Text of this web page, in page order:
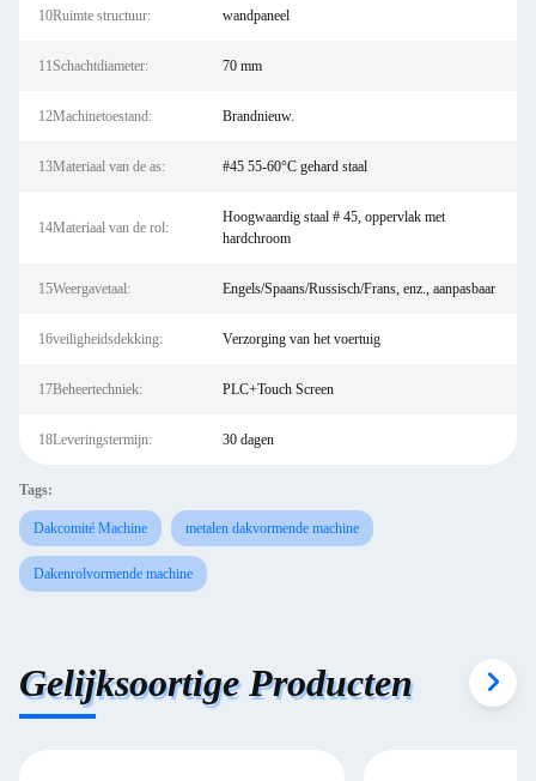
10Ruimte structuur: wandpaneel
11Schachtdiameter: 70 mm
12Machinetoestand: Brandnieuw.
13Materiaal van de as: #45 55-60°C gehard staal
14Materiaal van de rol:
Hoogwaardig staal # 45, oppervlak met
hardchroom
15Weergavetaal: Engels/Spaans/Russisch/Frans, enz., aanpasbaar
16veiligheidsdekking: Verzorging van het voertuig
17Beheertechniek: PLC+Touch Screen
18Leveringstermijn: 30 dagen
Tags:
Dakcomité Machine metalen dakvormende machine
Dakenrolvormende machine
Gelijksoortige Producten